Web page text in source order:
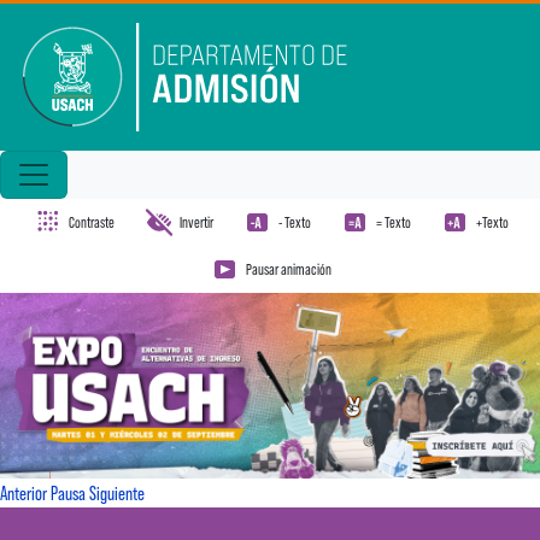
Contraste Invertir - Texto = Texto +Texto
Pausar animación
AnteriorPausaSiguiente